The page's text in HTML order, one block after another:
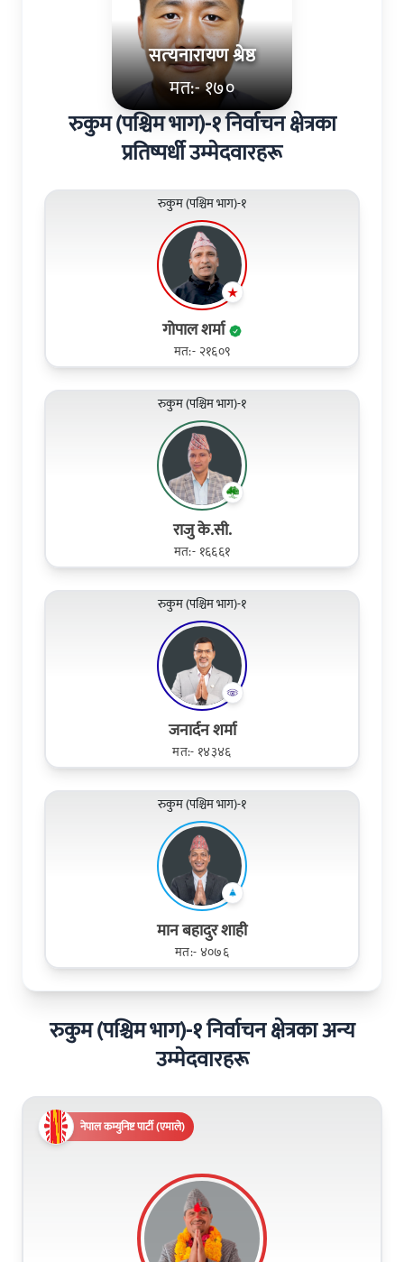
सत्‍यनारायण श्रेष्ठ
मत:- १७०
रुकुम (पश्चिम भाग)-१ निर्वाचन क्षेत्रका
प्रतिष्पर्धी उम्मेदवारहरू
रुकुम (पश्चिम भाग)-१
गोपाल शर्मा
मत:- २१६०९
रुकुम (पश्चिम भाग)-१
राजु के.सी.
मत:- १६६६१
रुकुम (पश्चिम भाग)-१
जनार्दन शर्मा
मत:- १४३४६
रुकुम (पश्चिम भाग)-१
मान बहादुर शाही
मत:- ४०७६
रुकुम (पश्चिम भाग)-१ निर्वाचन क्षेत्रका अन्य
उम्मेदवारहरू
नेपाल कम्युनिष्ट पार्टी (एमाले)